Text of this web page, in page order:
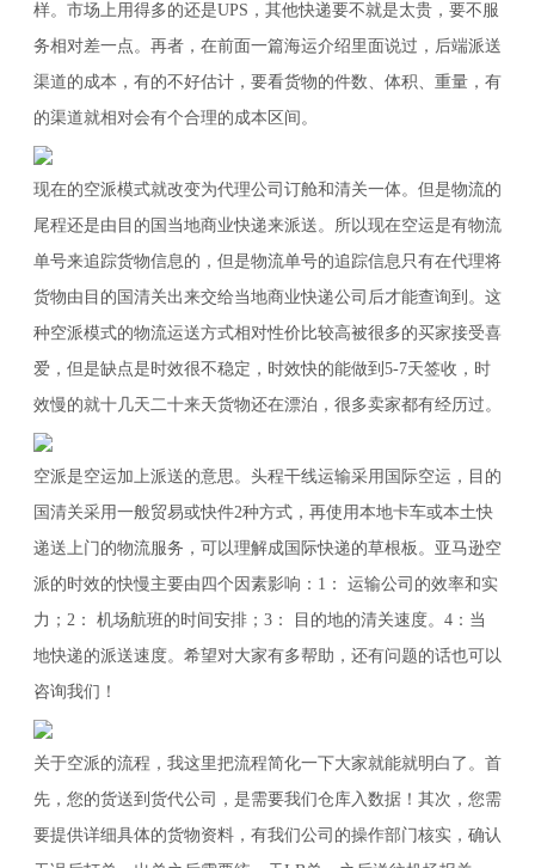
样。市场上用得多的还是UPS，其他快递要不就是太贵，要不服
务相对差一点。再者，在前面一篇海运介绍里面说过，后端派送
渠道的成本，有的不好估计，要看货物的件数、体积、重量，有
的渠道就相对会有个合理的成本区间。
现在的空派模式就改变为代理公司订舱和清关一体。但是物流的
尾程还是由目的国当地商业快递来派送。所以现在空运是有物流
单号来追踪货物信息的，但是物流单号的追踪信息只有在代理将
货物由目的国清关出来交给当地商业快递公司后才能查询到。这
种空派模式的物流运送方式相对性价比较高被很多的买家接受喜
爱，但是缺点是时效很不稳定，时效快的能做到5-7天签收，时
效慢的就十几天二十来天货物还在漂泊，很多卖家都有经历过。
空派是空运加上派送的意思。头程干线运输采用国际空运，目的
国清关采用一般贸易或快件2种方式，再使用本地卡车或本土快
递送上门的物流服务，可以理解成国际快递的草根板。亚马逊空
派的时效的快慢主要由四个因素影响：1： 运输公司的效率和实
力；2： 机场航班的时间安排；3： 目的地的清关速度。4：当
地快递的派送速度。希望对大家有多帮助，还有问题的话也可以
咨询我们！
关于空派的流程，我这里把流程简化一下大家就能就明白了。首
先，您的货送到货代公司，是需要我们仓库入数据！其次，您需
要提供详细具体的货物资料，有我们公司的操作部门核实，确认